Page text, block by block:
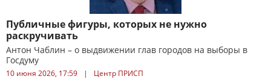
Публичные фигуры, которых не нужно
раскручивать
Антон Чаблин – о выдвижении глав городов на выборы в
Госдуму
10 июня 2026, 17:59 |
Центр ПРИСП